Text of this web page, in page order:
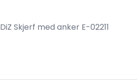
DiZ Skjerf med anker E-02211